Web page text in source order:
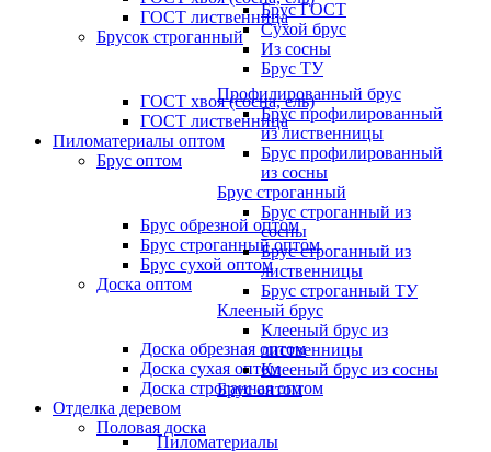
Брус ГОСТ
Сухой брус
Из сосны
Брус ТУ
Профилированный брус
Брус профилированный
из лиственницы
Брус профилированный
из сосны
Брус строганный
Брус строганный из
сосны
Брус строганный из
лиственницы
Брус строганный ТУ
Клееный брус
Клееный брус из
лиственницы
Клееный брус из сосны
Брус оптом
Пиломатериалы
ГОСТ лиственница
Брусок строганный
ГОСТ хвоя (сосна, ель)
ГОСТ лиственница
Пиломатериалы оптом
Брус оптом
Брус обрезной оптом
Брус строганный оптом
Брус сухой оптом
Доска оптом
Доска обрезная оптом
Доска сухая оптом
Доска строганная оптом
Отделка деревом
Половая доска